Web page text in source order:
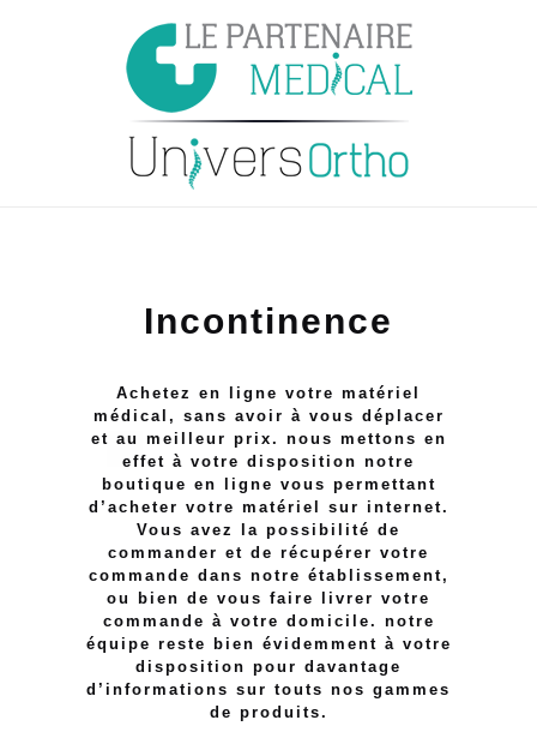
Incontinence
Achetez en ligne votre matériel
médical, sans avoir à vous déplacer
et au meilleur prix. nous mettons en
effet à votre disposition notre
boutique en ligne vous permettant
d’acheter votre matériel sur internet.
Vous avez la possibilité de
commander et de récupérer votre
commande dans notre établissement,
ou bien de vous faire livrer votre
commande à votre domicile. notre
équipe reste bien évidemment à votre
disposition pour davantage
d’informations sur touts nos gammes
de produits.